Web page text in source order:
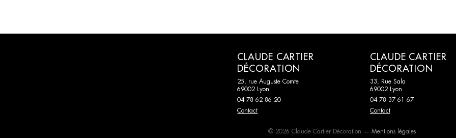
CLAUDE CARTIER
DÉCORATION
25, rue Auguste Comte
69002 Lyon
04 78 62 86 20
Contact
CLAUDE CARTIER
DÉCORATION
33, Rue Sala
69002 Lyon
04 78 37 61 67
Contact
© 2026 Claude Cartier Décoration — Mentions légales